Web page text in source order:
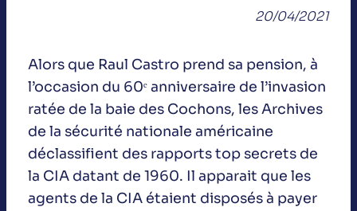
20/04/2021
Alors que Raul Castro prend sa pension, à
l’occasion du 60ᵉ anniversaire de l’invasion
ratée de la baie des Cochons, les Archives
de la sécurité nationale américaine
déclassifient des rapports top secrets de
la CIA datant de 1960. Il apparait que les
agents de la CIA étaient disposés à payer